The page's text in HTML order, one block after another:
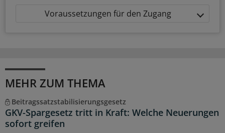
Voraussetzungen für den Zugang
MEHR ZUM THEMA
Beitragssatzstabilisierungsgesetz
GKV-Spargesetz tritt in Kraft: Welche Neuerungen
sofort greifen